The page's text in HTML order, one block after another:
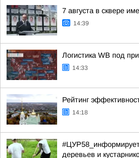
7 августа в сквере
14:39
Логистика WB под
14:33
Рейтинг
14:18
деревьев и